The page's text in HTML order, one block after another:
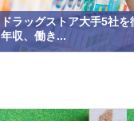
ドラッグストア大手5社を
年収、働き...